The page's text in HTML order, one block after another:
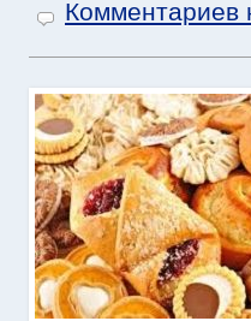
Комментариев